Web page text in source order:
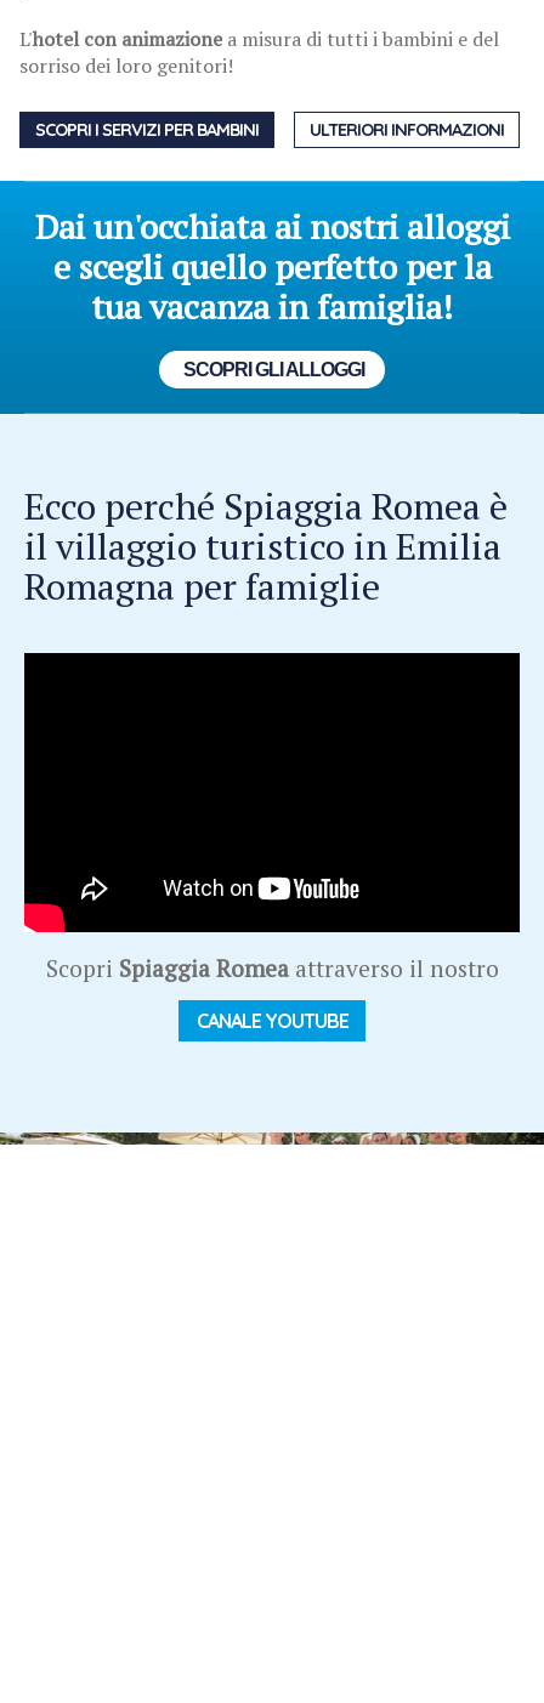
L'hotel con animazionea misura di tutti i bambini e del
sorriso dei loro genitori!
SCOPRI I SERVIZI PER BAMBINI ULTERIORI INFORMAZIONI
Dai un'occhiata ai nostri alloggi
e scegli quello perfetto per la
tua vacanza in famiglia!
SCOPRI GLI ALLOGGI
Ecco perché Spiaggia Romea è
il villaggio turistico in Emilia
Romagna per famiglie
Scopri Spiaggia Romeaattraverso il nostro
CANALE YOUTUBE